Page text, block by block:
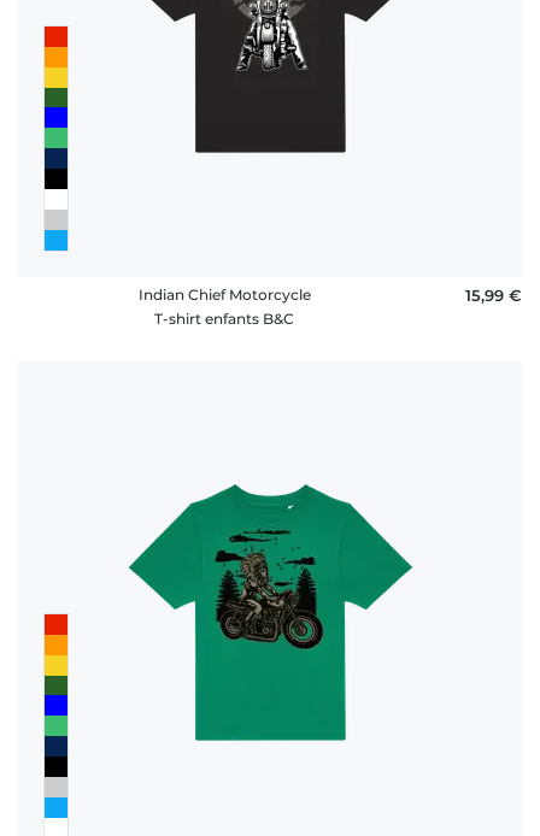
Indian Chief Motorcycle
T-shirt enfants B&C
15,99 €